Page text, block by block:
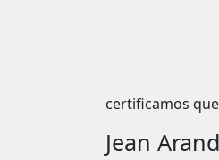
certificamos que
Jean